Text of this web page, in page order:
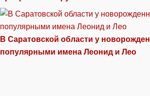
В Саратовской области у
популярными имена Леонид и Лео